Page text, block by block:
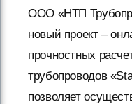
ООО «НТП
новый проект –
прочностных
трубопроводов
позволяет